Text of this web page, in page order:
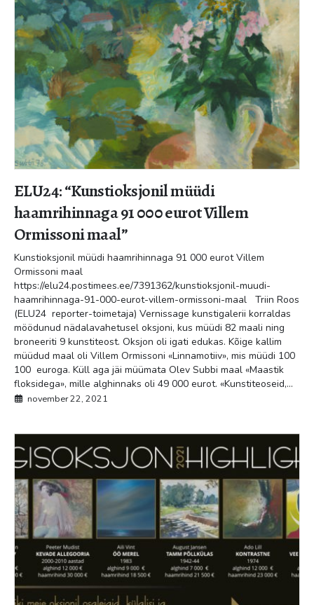
ELU24: “Kunstioksjonil müüdi
haamrihinnaga 91 000 eurot Villem
Ormissoni maal”
Kunstioksjonil müüdi haamrihinnaga 91 000 eurot Villem
Ormissoni maal
https://elu24.postimees.ee/7391362/kunstioksjonil-muudi-
haamrihinnaga-91-000-eurot-villem-ormissoni-maal Triin Roos
(ELU24 reporter-toimetaja) Vernissage kunstigalerii korraldas
möödunud nädalavahetusel oksjoni, kus müüdi 82 maali ning
broneeriti 9 kunstiteost. Oksjon oli igati edukas. Kõige kallim
müüdud maal oli Villem Ormissoni «Linnamotiiv», mis müüdi 100
100 euroga. Küll aga jäi müümata Olev Subbi maal «Maastik
floksidega», mille alghinnaks oli 49 000 eurot. «Kunstiteoseid,...
november 22, 2021